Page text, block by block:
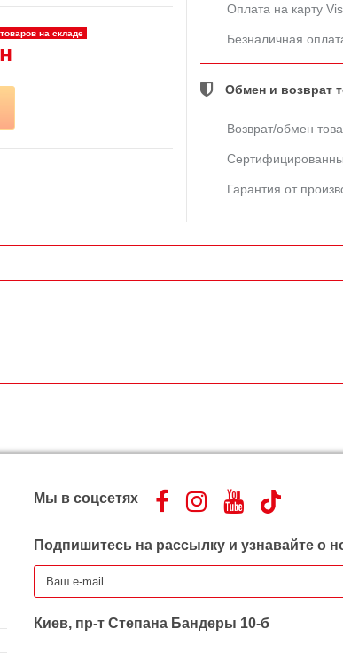
на складе
Оплата на карту
Безналичная
Обмен и возврат
Возврат/обмен
Гарантия от
Мы в соцсетях
Подпишитесь на рассылку и узнавайте о
Киев, пр-т Степана Бандеры 10-б